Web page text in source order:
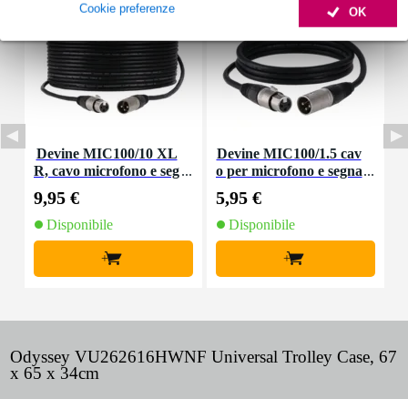
OK
Cookie preferenze
Devine MIC100/10 XL
R, cavo microfono e seg
9,95 €
Disponibile
+
Devine MIC100/1.5 cav
o per microfono e segna
5,95 €
Disponibile
+
Odyssey VU262616HWNF Universal Trolley Case, 67
x 65 x 34cm